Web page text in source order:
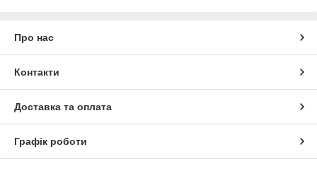
Про нас
Контакти
Доставка та оплата
Графік роботи